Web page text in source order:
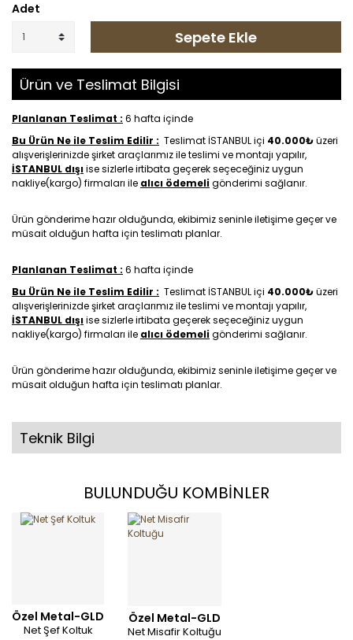
Adet
Sepete Ekle
Ürün ve Teslimat Bilgisi
Planlanan Teslimat : 6 hafta içinde
Bu Ürün Ne ile Teslim Edilir : Teslimat İSTANBUL içi 40.000₺üzeri
alışverişlerinizde şirket araçlarımız ile teslimi ve montajı yapılır,
İSTANBUL dışıise sizlerle irtibata geçerek seçeceğiniz uygun
nakliye(kargo) firmaları ile alıcı ödemeligönderimi sağlanır.
Ürün gönderime hazır olduğunda, ekibimiz seninle iletişime geçer ve
müsait olduğun hafta için teslimatı planlar.
Planlanan Teslimat : 6 hafta içinde
Bu Ürün Ne ile Teslim Edilir : Teslimat İSTANBUL içi 40.000₺üzeri
alışverişlerinizde şirket araçlarımız ile teslimi ve montajı yapılır,
İSTANBUL dışıise sizlerle irtibata geçerek seçeceğiniz uygun
nakliye(kargo) firmaları ile alıcı ödemeligönderimi sağlanır.
Ürün gönderime hazır olduğunda, ekibimiz seninle iletişime geçer ve
müsait olduğun hafta için teslimatı planlar.
Teknik Bilgi
BULUNDUĞU KOMBİNLER
Özel Metal-GLD
Net Şef Koltuk
Özel Metal-GLD
Net Misafir Koltuğu